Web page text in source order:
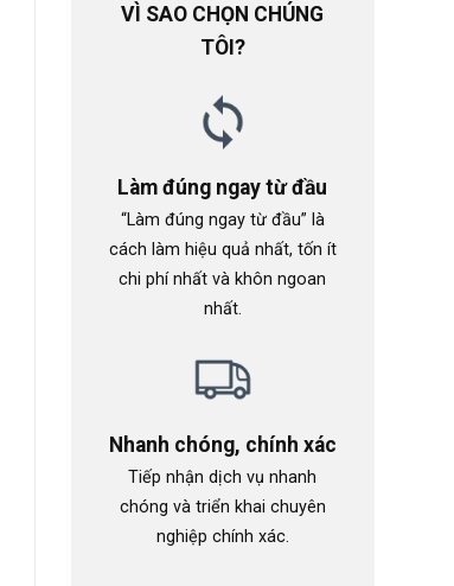
VÌ SAO CHỌN CHÚNG
TÔI?
Làm đúng ngay từ đầu
“Làm đúng ngay từ đầu” là
cách làm hiệu quả nhất, tốn ít
chi phí nhất và khôn ngoan
nhất.
Nhanh chóng, chính xác
Tiếp nhận dịch vụ nhanh
chóng và triển khai chuyên
nghiệp chính xác.